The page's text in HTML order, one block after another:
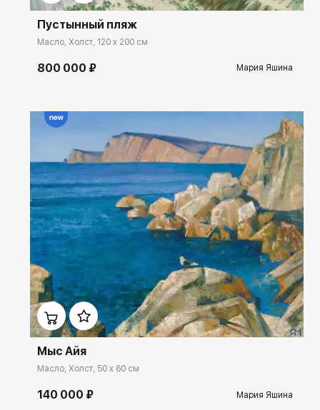
Пустынный пляж
Масло, Холст, 120 x 200 см
800 000 ₽ Мария Яшина
Домен: ekb.rakovgallery.ru
Мыс Айя
Масло, Холст, 50 x 60 см
140 000 ₽ Мария Яшина